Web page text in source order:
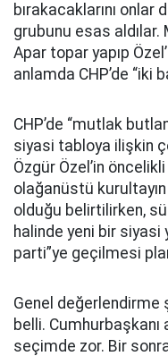
bırakacaklarını
grubunu esas aldılar.
Apar topar yapıp
anlamda CHP’de “iki
CHP’de “mutlak
siyasi tabloya ilişkin
Özgür Özel’in
olağanüstü
olduğu belirtilirken,
halinde yeni bir siyasi
parti”ye geçilmesi
Genel değerlendirme
belli. Cumhurbaşkanı
seçimde zor. Bir